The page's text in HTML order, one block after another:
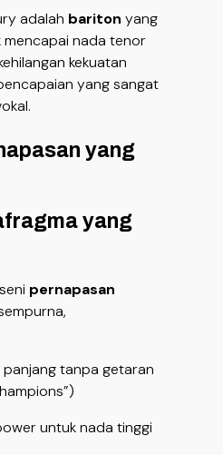
adalah bariton yang
nada tenor
kekuatan
yang sangat
yang
yang
pernapasan
tanpa getaran
untuk nada tinggi